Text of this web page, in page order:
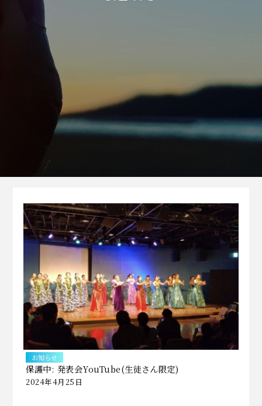
お知らせ
保護中: 発表会YouTube(生徒さん限定)
2024年4月25日